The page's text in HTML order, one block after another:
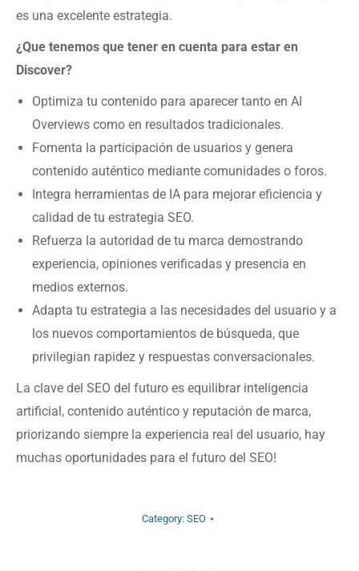
es una excelente estrategia.
¿Que tenemos que tener en cuenta para estar en
Discover?
Optimiza tu contenido para aparecer tanto en AI
Overviews como en resultados tradicionales.
Fomenta la participación de usuarios y genera
contenido auténtico mediante comunidades o foros.
Integra herramientas de IA para mejorar eficiencia y
calidad de tu estrategia SEO.
Refuerza la autoridad de tu marca demostrando
experiencia, opiniones verificadas y presencia en
medios externos.
Adapta tu estrategia a las necesidades del usuario y a
los nuevos comportamientos de búsqueda, que
privilegian rapidez y respuestas conversacionales.
La clave del SEO del futuro es equilibrar inteligencia
artificial, contenido auténtico y reputación de marca,
priorizando siempre la experiencia real del usuario, hay
muchas oportunidades para el futuro del SEO!
Category: SEO